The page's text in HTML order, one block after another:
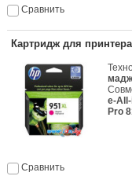
Сравнить
Картридж для
e-
Pro
Сравнить